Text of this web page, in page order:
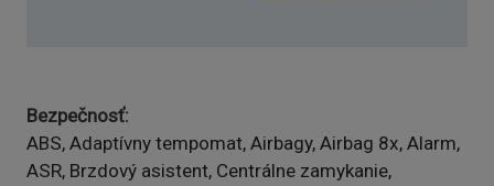
Bezpečnosť
ABS, Adaptívny tempomat, Airbagy, Airbag 8x, Alarm,
ASR, Brzdový asistent, Centrálne zamykanie,